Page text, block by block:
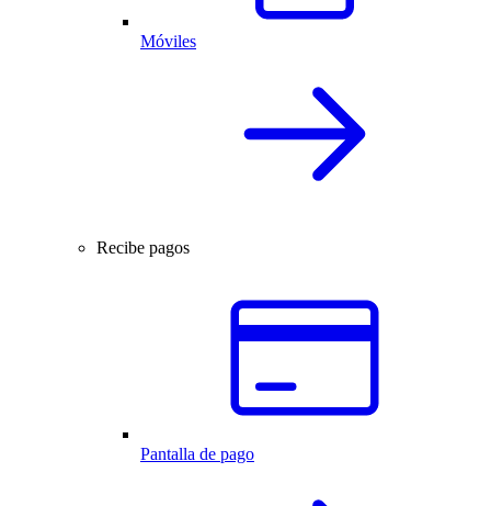
Móviles
Recibe pagos
Pantalla de pago